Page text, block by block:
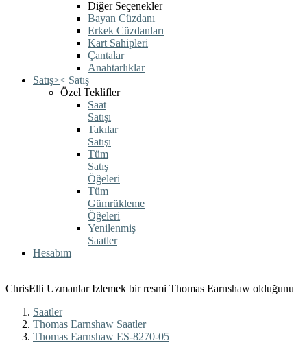
Diğer Seçenekler
Bayan Cüzdanı
Erkek Cüzdanları
Kart Sahipleri
Çantalar
Anahtarlıklar
Satış>< Satış
Özel Teklifler
Saat
Satışı
Takılar
Satışı
Tüm
Satış
Öğeleri
Tüm
Gümrükleme
Öğeleri
Yenilenmiş
Saatler
Hesabım
ChrisElli Uzmanlar Izlemek bir resmi Thomas Earnshaw olduğunu
Saatler
Thomas Earnshaw Saatler
Thomas Earnshaw ES-8270-05